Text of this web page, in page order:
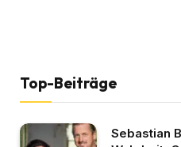
Top-Beiträge
Sebastian